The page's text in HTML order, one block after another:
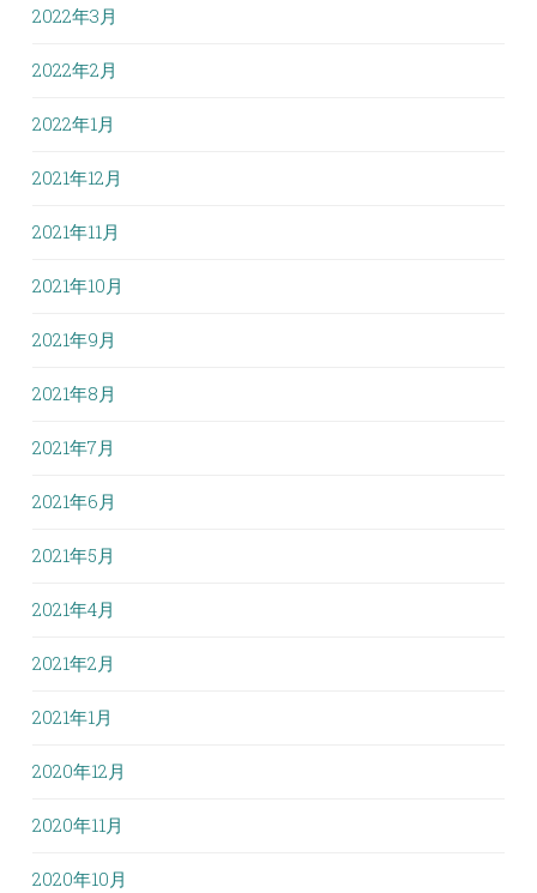
2022年3月
2022年2月
2022年1月
2021年12月
2021年11月
2021年10月
2021年9月
2021年8月
2021年7月
2021年6月
2021年5月
2021年4月
2021年2月
2021年1月
2020年12月
2020年11月
2020年10月